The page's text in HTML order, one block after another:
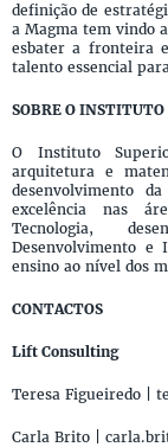
definição de
a Magma tem vindo
esbater a fronteira
talento essencial
SOBRE O
O Instituto
arquitetura e
desenvolvimento
excelência nas
Tecnologia,
Desenvolvimento e
ensino ao nível dos
CONTACTOS
Lift Consulting
Teresa Figueiredo |
Carla Brito |